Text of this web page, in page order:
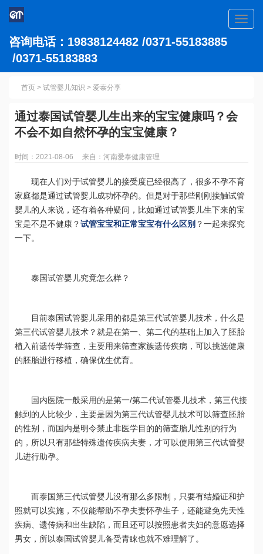
咨询电话：19838124482 /0371-55183885
/0371-55183883
首页 > 试管婴儿知识 > 爱泰分享
通过泰国试管婴儿生出来的宝宝健康吗？会
不会不如自然怀孕的宝宝健康？
时间：2021-08-06 来自：河南爱泰健康管理
现在人们对于试管婴儿的接受度已经很高了，很多不孕不育
家庭都是通过试管婴儿成功怀孕的。但是对于那些刚刚接触试管
婴儿的人来说，还有着各种疑问，比如通过试管婴儿生下来的宝
宝是不是不健康？试管宝宝和正常宝宝有什么区别 ？一起来探究
一下。
泰国试管婴儿究竟怎么样？
目前泰国试管婴儿采用的都是第三代试管婴儿技术，什么是
第三代试管婴儿技术？就是在第一、第二代的基础上加入了胚胎
植入前遗传学筛查，主要用来筛查家族遗传疾病，可以挑选健康
的胚胎进行移植，确保优生优育。
国内医院一般采用的是第一/第二代试管婴儿技术，第三代接
触到的人比较少，主要是因为第三代试管婴儿技术可以筛查胚胎
的性别，而国内是明令禁止非医学目的的筛查胎儿性别的行为
的，所以只有那些特殊遗传疾病夫妻，才可以使用第三代试管婴
儿进行助孕。
而泰国第三代试管婴儿没有那么多限制，只要有结婚证和护
照就可以实施，不仅能帮助不孕夫妻怀孕生子，还能避免先天性
疾病、遗传病和出生缺陷，而且还可以按照患者夫妇的意愿选择
男女，所以泰国试管婴儿备受青睐也就不难理解了。